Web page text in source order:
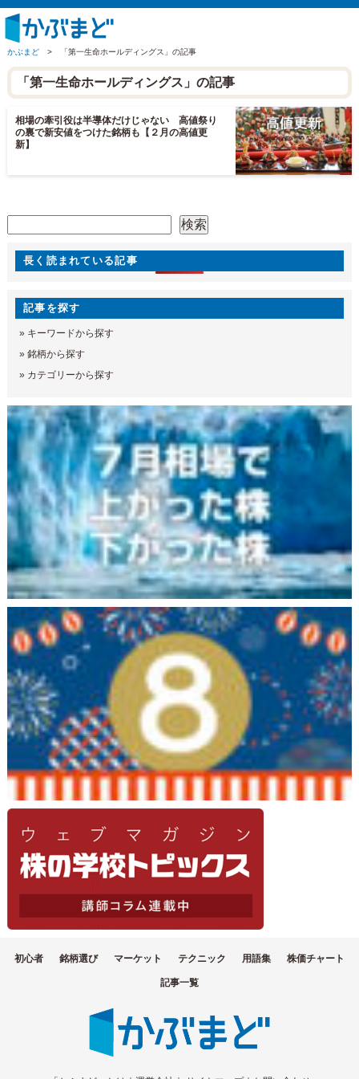
かぶまど > 「第一生命ホールディングス」の記事
「第一生命ホールディングス」の記事
相場の牽引役は半導体だけじゃない 高値祭り
の裏で新安値をつけた銘柄も【２月の高値更
新】
検索
長く読まれている記事
記事を探す
» キーワードから探す
» 銘柄から探す
» カテゴリーから探す
初心者 銘柄選び マーケット テクニック 用語集 株価チャート
記事一覧